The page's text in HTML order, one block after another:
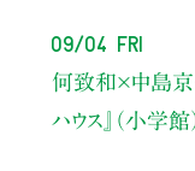
09/04 Fri
何致和×中島
ハウス』（小学